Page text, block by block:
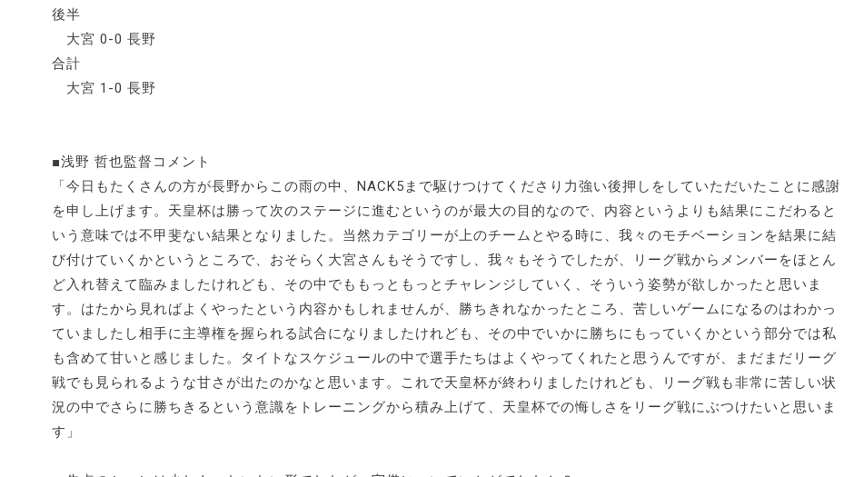
後半
大宮 0-0 長野
合計
大宮 1-0 長野
■浅野 哲也監督コメント
「今日もたくさんの方が長野からこの雨の中、NACK5まで駆けつけてくださり力強い後押しをしていただいたことに感謝
を申し上げます。天皇杯は勝って次のステージに進むというのが最大の目的なので、内容というよりも結果にこだわると
いう意味では不甲斐ない結果となりました。当然カテゴリーが上のチームとやる時に、我々のモチベーションを結果に結
び付けていくかというところで、おそらく大宮さんもそうですし、我々もそうでしたが、リーグ戦からメンバーをほとん
ど入れ替えて臨みましたけれども、その中でももっともっとチャレンジしていく、そういう姿勢が欲しかったと思いま
す。はたから見ればよくやったという内容かもしれませんが、勝ちきれなかったところ、苦しいゲームになるのはわかっ
ていましたし相手に主導権を握られる試合になりましたけれども、その中でいかに勝ちにもっていくかという部分では私
も含めて甘いと感じました。タイトなスケジュールの中で選手たちはよくやってくれたと思うんですが、まだまだリーグ
戦でも見られるような甘さが出たのかなと思います。これで天皇杯が終わりましたけれども、リーグ戦も非常に苦しい状
況の中でさらに勝ちきるという意識をトレーニングから積み上げて、天皇杯での悔しさをリーグ戦にぶつけたいと思いま
す」